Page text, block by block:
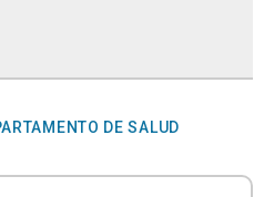
DE SALUD